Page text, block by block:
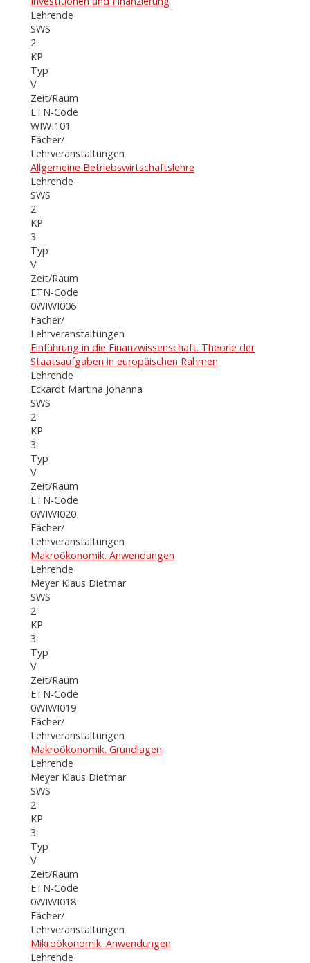
Lehrende
SWS
2
KP
Typ
V
Zeit/Raum
ETN-Code
WIWI101
Fächer/
Lehrveranstaltungen
Allgemeine Betriebswirtschaftslehre
Lehrende
SWS
2
KP
3
Typ
V
Zeit/Raum
ETN-Code
0WIWI006
Fächer/
Lehrveranstaltungen
Einführung in die Finanzwissenschaft. Theorie der
Staatsaufgaben in europäischen Rahmen
Lehrende
Eckardt Martina Johanna
SWS
2
KP
3
Typ
V
Zeit/Raum
ETN-Code
0WIWI020
Fächer/
Lehrveranstaltungen
Makroökonomik. Anwendungen
Lehrende
Meyer Klaus Dietmar
SWS
2
KP
3
Typ
V
Zeit/Raum
ETN-Code
0WIWI019
Fächer/
Lehrveranstaltungen
Makroökonomik. Grundlagen
Lehrende
Meyer Klaus Dietmar
SWS
2
KP
3
Typ
V
Zeit/Raum
ETN-Code
0WIWI018
Fächer/
Lehrveranstaltungen
Mikroökonomik. Anwendungen
Lehrende